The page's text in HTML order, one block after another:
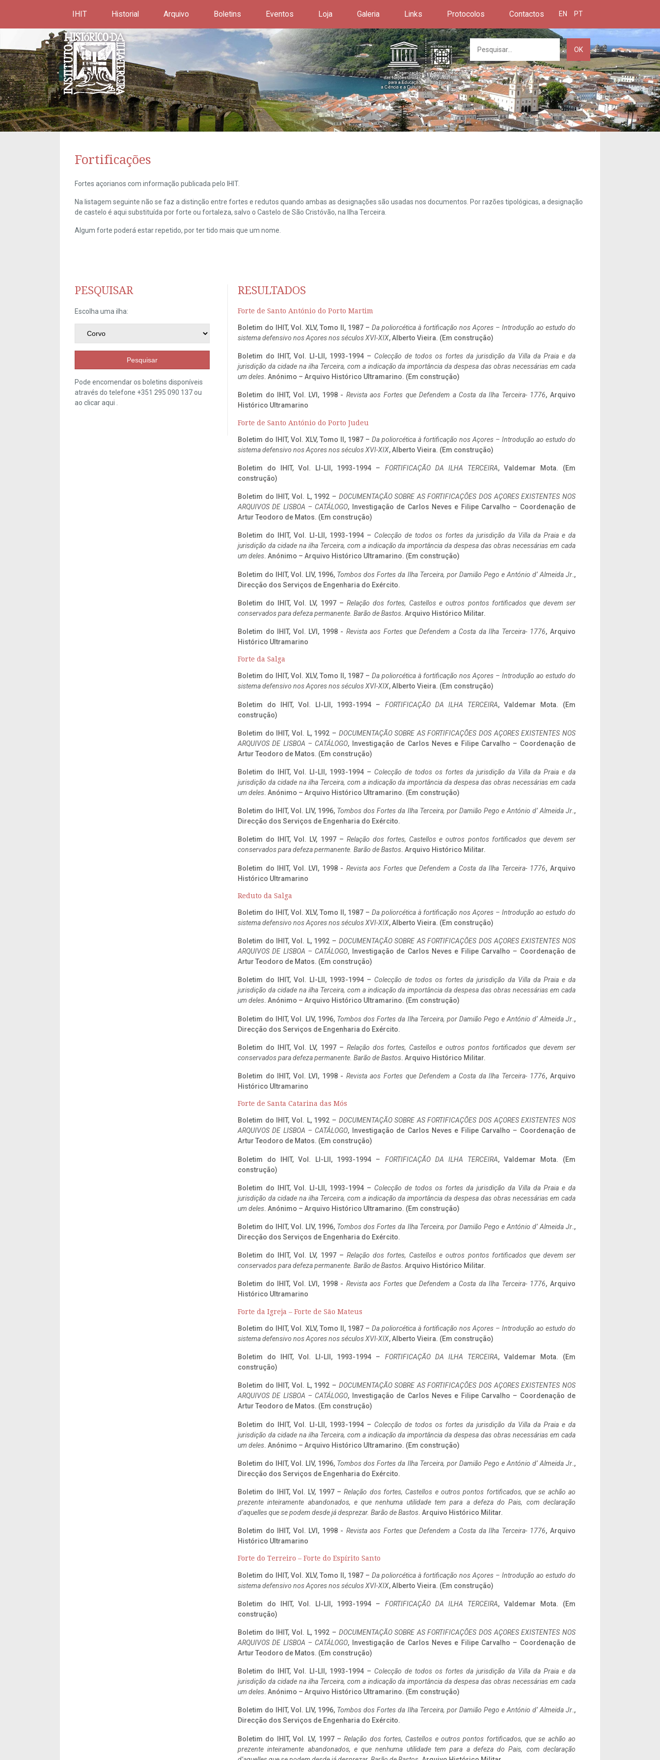
IHIT Historial Arquivo Boletins Eventos Loja Galeria Links Protocolos Contactos EN PT
OK
Fortificações
Fortes açorianos com informação publicada pelo IHIT.
Na listagem seguinte não se faz a distinção entre fortes e redutos quando ambas as designações são usadas nos documentos. Por razões tipológicas, a designação
de castelo é aqui substituída por forte ou fortaleza, salvo o Castelo de São Cristóvão, na Ilha Terceira.
Algum forte poderá estar repetido, por ter tido mais que um nome.
PESQUISAR
Escolha uma ilha:
Pesquisar
Pode encomendar os boletins disponíveis
através do telefone +351 295 090 137 ou
ao clicaraqui
RESULTADOS
Forte de Santo António do Porto Martim
Boletim do IHIT, Vol. XLV, Tomo II, 1987 – Da poliorcética à fortificação nos Açores – Introdução ao estudo do
sistema defensivo nos Açores nos séculos XVI-XIX, Alberto Vieira. (Em construção)
Boletim do IHIT, Vol. LI-LII, 1993-1994 – Colecção de todos os fortes da jurisdição da Villa da Praia e da
jurisdição da cidade na ilha Terceira, com a indicação da importância da despesa das obras necessárias em cada
um deles. Anónimo – Arquivo Histórico Ultramarino. (Em construção)
Boletim do IHIT, Vol. LVI, 1998 - Revista aos Fortes que Defendem a Costa da Ilha Terceira- 1776, Arquivo
Histórico Ultramarino
Forte de Santo António do Porto Judeu
Boletim do IHIT, Vol. XLV, Tomo II, 1987 – Da poliorcética à fortificação nos Açores – Introdução ao estudo do
sistema defensivo nos Açores nos séculos XVI-XIX, Alberto Vieira. (Em construção)
Boletim do IHIT, Vol. LI-LII, 1993-1994 – FORTIFICAÇÃO DA ILHA TERCEIRA, Valdemar Mota. (Em
construção)
Boletim do IHIT, Vol. L, 1992 – DOCUMENTAÇÃO SOBRE AS FORTIFICAÇÕES DOS AÇORES EXISTENTES NOS
ARQUIVOS DE LISBOA – CATÁLOGO, Investigação de Carlos Neves e Filipe Carvalho – Coordenação de
Artur Teodoro de Matos. (Em construção)
Boletim do IHIT, Vol. LI-LII, 1993-1994 – Colecção de todos os fortes da jurisdição da Villa da Praia e da
jurisdição da cidade na ilha Terceira, com a indicação da importância da despesa das obras necessárias em cada
um deles. Anónimo – Arquivo Histórico Ultramarino. (Em construção)
Boletim do IHIT, Vol. LIV, 1996, Tombos dos Fortes da Ilha Terceira, por Damião Pego e António d’ Almeida Jr.,
Direcção dos Serviços de Engenharia do Exército.
Boletim do IHIT, Vol. LV, 1997 – Relação dos fortes, Castellos e outros pontos fortificados que devem ser
conservados para defeza permanente. Barão de Bastos. Arquivo Histórico Militar.
Boletim do IHIT, Vol. LVI, 1998 - Revista aos Fortes que Defendem a Costa da Ilha Terceira- 1776, Arquivo
Histórico Ultramarino
Forte da Salga
Boletim do IHIT, Vol. XLV, Tomo II, 1987 – Da poliorcética à fortificação nos Açores – Introdução ao estudo do
sistema defensivo nos Açores nos séculos XVI-XIX, Alberto Vieira. (Em construção)
Boletim do IHIT, Vol. LI-LII, 1993-1994 – FORTIFICAÇÃO DA ILHA TERCEIRA, Valdemar Mota. (Em
construção)
Boletim do IHIT, Vol. L, 1992 – DOCUMENTAÇÃO SOBRE AS FORTIFICAÇÕES DOS AÇORES EXISTENTES NOS
ARQUIVOS DE LISBOA – CATÁLOGO, Investigação de Carlos Neves e Filipe Carvalho – Coordenação de
Artur Teodoro de Matos. (Em construção)
Boletim do IHIT, Vol. LI-LII, 1993-1994 – Colecção de todos os fortes da jurisdição da Villa da Praia e da
jurisdição da cidade na ilha Terceira, com a indicação da importância da despesa das obras necessárias em cada
um deles. Anónimo – Arquivo Histórico Ultramarino. (Em construção)
Boletim do IHIT, Vol. LIV, 1996, Tombos dos Fortes da Ilha Terceira, por Damião Pego e António d’ Almeida Jr.,
Direcção dos Serviços de Engenharia do Exército.
Boletim do IHIT, Vol. LV, 1997 – Relação dos fortes, Castellos e outros pontos fortificados que devem ser
conservados para defeza permanente. Barão de Bastos. Arquivo Histórico Militar.
Boletim do IHIT, Vol. LVI, 1998 - Revista aos Fortes que Defendem a Costa da Ilha Terceira- 1776, Arquivo
Histórico Ultramarino
Reduto da Salga
Boletim do IHIT, Vol. XLV, Tomo II, 1987 – Da poliorcética à fortificação nos Açores – Introdução ao estudo do
sistema defensivo nos Açores nos séculos XVI-XIX, Alberto Vieira. (Em construção)
Boletim do IHIT, Vol. L, 1992 – DOCUMENTAÇÃO SOBRE AS FORTIFICAÇÕES DOS AÇORES EXISTENTES NOS
ARQUIVOS DE LISBOA – CATÁLOGO, Investigação de Carlos Neves e Filipe Carvalho – Coordenação de
Artur Teodoro de Matos. (Em construção)
Boletim do IHIT, Vol. LI-LII, 1993-1994 – Colecção de todos os fortes da jurisdição da Villa da Praia e da
jurisdição da cidade na ilha Terceira, com a indicação da importância da despesa das obras necessárias em cada
um deles. Anónimo – Arquivo Histórico Ultramarino. (Em construção)
Boletim do IHIT, Vol. LIV, 1996, Tombos dos Fortes da Ilha Terceira, por Damião Pego e António d’ Almeida Jr.,
Direcção dos Serviços de Engenharia do Exército.
Boletim do IHIT, Vol. LV, 1997 – Relação dos fortes, Castellos e outros pontos fortificados que devem ser
conservados para defeza permanente. Barão de Bastos. Arquivo Histórico Militar.
Boletim do IHIT, Vol. LVI, 1998 - Revista aos Fortes que Defendem a Costa da Ilha Terceira- 1776, Arquivo
Histórico Ultramarino
Forte de Santa Catarina das Mós
Boletim do IHIT, Vol. L, 1992 – DOCUMENTAÇÃO SOBRE AS FORTIFICAÇÕES DOS AÇORES EXISTENTES NOS
ARQUIVOS DE LISBOA – CATÁLOGO, Investigação de Carlos Neves e Filipe Carvalho – Coordenação de
Artur Teodoro de Matos. (Em construção)
Boletim do IHIT, Vol. LI-LII, 1993-1994 – FORTIFICAÇÃO DA ILHA TERCEIRA, Valdemar Mota. (Em
construção)
Boletim do IHIT, Vol. LI-LII, 1993-1994 – Colecção de todos os fortes da jurisdição da Villa da Praia e da
jurisdição da cidade na ilha Terceira, com a indicação da importância da despesa das obras necessárias em cada
um deles. Anónimo – Arquivo Histórico Ultramarino. (Em construção)
Boletim do IHIT, Vol. LIV, 1996, Tombos dos Fortes da Ilha Terceira, por Damião Pego e António d’ Almeida Jr.,
Direcção dos Serviços de Engenharia do Exército.
Boletim do IHIT, Vol. LV, 1997 – Relação dos fortes, Castellos e outros pontos fortificados que devem ser
conservados para defeza permanente. Barão de Bastos. Arquivo Histórico Militar.
Boletim do IHIT, Vol. LVI, 1998 - Revista aos Fortes que Defendem a Costa da Ilha Terceira- 1776, Arquivo
Histórico Ultramarino
Forte da Igreja – Forte de São Mateus
Boletim do IHIT, Vol. XLV, Tomo II, 1987 – Da poliorcética à fortificação nos Açores – Introdução ao estudo do
sistema defensivo nos Açores nos séculos XVI-XIX, Alberto Vieira. (Em construção)
Boletim do IHIT, Vol. LI-LII, 1993-1994 – FORTIFICAÇÃO DA ILHA TERCEIRA, Valdemar Mota. (Em
construção)
Boletim do IHIT, Vol. L, 1992 – DOCUMENTAÇÃO SOBRE AS FORTIFICAÇÕES DOS AÇORES EXISTENTES NOS
ARQUIVOS DE LISBOA – CATÁLOGO, Investigação de Carlos Neves e Filipe Carvalho – Coordenação de
Artur Teodoro de Matos. (Em construção)
Boletim do IHIT, Vol. LI-LII, 1993-1994 – Colecção de todos os fortes da jurisdição da Villa da Praia e da
jurisdição da cidade na ilha Terceira, com a indicação da importância da despesa das obras necessárias em cada
um deles. Anónimo – Arquivo Histórico Ultramarino. (Em construção)
Boletim do IHIT, Vol. LIV, 1996, Tombos dos Fortes da Ilha Terceira, por Damião Pego e António d’ Almeida Jr.,
Direcção dos Serviços de Engenharia do Exército.
Boletim do IHIT, Vol. LV, 1997 –Relação dos fortes, Castellos e outros pontos fortificados, que se achão ao
prezente inteiramente abandonados, e que nenhuma utilidade tem para a defeza do Pais, com declaração
d’aquelles que se podem desde já desprezar. Barão de Bastos. Arquivo Histórico Militar.
Boletim do IHIT, Vol. LVI, 1998 - Revista aos Fortes que Defendem a Costa da Ilha Terceira- 1776, Arquivo
Histórico Ultramarino
Forte do Terreiro – Forte do Espírito Santo
Boletim do IHIT, Vol. XLV, Tomo II, 1987 – Da poliorcética à fortificação nos Açores – Introdução ao estudo do
sistema defensivo nos Açores nos séculos XVI-XIX, Alberto Vieira. (Em construção)
Boletim do IHIT, Vol. LI-LII, 1993-1994 – FORTIFICAÇÃO DA ILHA TERCEIRA, Valdemar Mota. (Em
construção)
Boletim do IHIT, Vol. L, 1992 – DOCUMENTAÇÃO SOBRE AS FORTIFICAÇÕES DOS AÇORES EXISTENTES NOS
ARQUIVOS DE LISBOA – CATÁLOGO, Investigação de Carlos Neves e Filipe Carvalho – Coordenação de
Artur Teodoro de Matos. (Em construção)
Boletim do IHIT, Vol. LI-LII, 1993-1994 – Colecção de todos os fortes da jurisdição da Villa da Praia e da
jurisdição da cidade na ilha Terceira, com a indicação da importância da despesa das obras necessárias em cada
um deles. Anónimo – Arquivo Histórico Ultramarino. (Em construção)
Boletim do IHIT, Vol. LIV, 1996, Tombos dos Fortes da Ilha Terceira, por Damião Pego e António d’ Almeida Jr.,
Direcção dos Serviços de Engenharia do Exército.
Boletim do IHIT, Vol. LV, 1997 –Relação dos fortes, Castellos e outros pontos fortificados, que se achão ao
prezente inteiramente abandonados, e que nenhuma utilidade tem para a defeza do Pais, com declaração